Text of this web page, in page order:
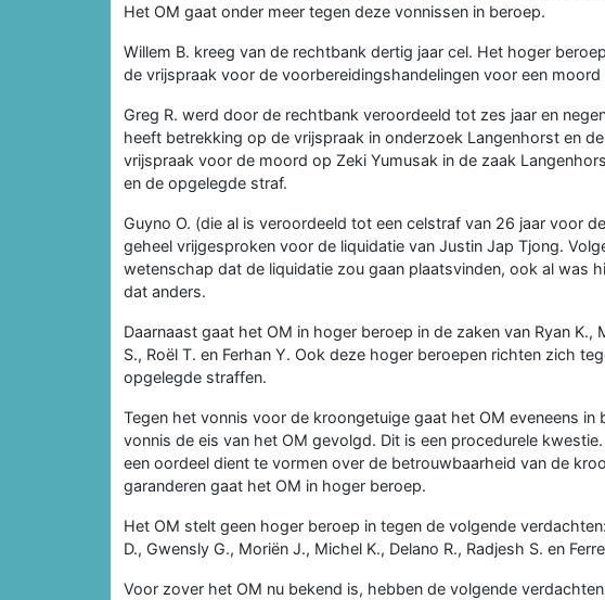
Het OM gaat onder meer tegen deze vonnissen in beroep.
Willem B. kreeg van de rechtbank dertig jaar cel. Het hoger
de vrijspraak voor de voorbereidingshandelingen voor een
Greg R. werd door de rechtbank veroordeeld tot zes jaar en
heeft betrekking op de vrijspraak in onderzoek Langenhorst en
vrijspraak voor de moord op Zeki Yumusak in de zaak
en de opgelegde straf.
Guyno O. (die al is veroordeeld tot een celstraf van 26 jaar voor
geheel vrijgesproken voor de liquidatie van Justin Jap Tjong.
wetenschap dat de liquidatie zou gaan plaatsvinden, ook al was
dat anders.
Daarnaast gaat het OM in hoger beroep in de zaken van Ryan K.,
S., Roël T. en Ferhan Y. Ook deze hoger beroepen richten zich
opgelegde straffen.
Tegen het vonnis voor de kroongetuige gaat het OM eveneens
vonnis de eis van het OM gevolgd. Dit is een procedurele
een oordeel dient te vormen over de betrouwbaarheid van de
garanderen gaat het OM in hoger beroep.
Het OM stelt geen hoger beroep in tegen de volgende
D., Gwensly G., Moriën J., Michel K., Delano R., Radjesh S. en
Voor zover het OM nu bekend is, hebben de volgende